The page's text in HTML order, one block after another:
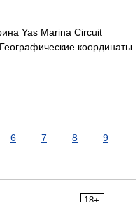
Yas Marina Circuit
координаты
6 7 8
9